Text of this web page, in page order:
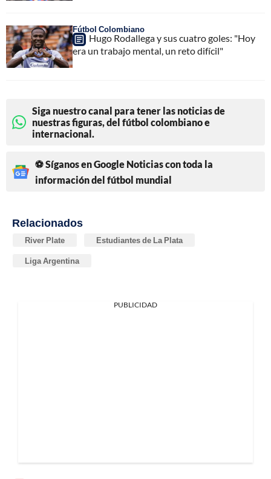
Fútbol Colombiano
Hugo Rodallega y sus cuatro goles: "Hoy
era un trabajo mental, un reto difícil"
Siga nuestro canal para tener las noticias de
nuestras figuras, del fútbol colombiano e
internacional.
⚽ Síganos en Google Noticias con toda la
información del fútbol mundial
Relacionados
River Plate Estudiantes de La Plata
Liga Argentina
PUBLICIDAD